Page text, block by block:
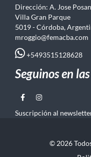
Dirección: A. Jose
Villa Gran Parque
5019 - Córdoba,
mroggio@femacba.com
+5493515128628
Seguinos en
Suscripción al
© 2026